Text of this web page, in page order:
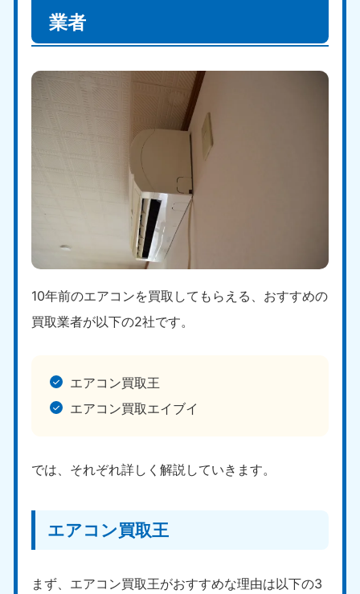
業者
10年前のエアコンを買取してもらえる、おすすめの
買取業者が以下の2社です。
エアコン買取王
エアコン買取エイブイ
では、それぞれ詳しく解説していきます。
エアコン買取王
まず、エアコン買取王がおすすめな理由は以下の3
050-1880-9899
9:00〜19:00 年中無休
050-1880-9898
9:00〜19:00 年中無休
愛媛県
050-1880-9896 050-1880-9897
9:00〜19:00 年中無休
九州・沖縄
050-1880-9895
9:00〜19:00 年中無休 9:00〜19:00 年中無休
長崎県
050-1880-9891
9:00〜19:00 年中無休
鹿児島県
050-1880-9893
9:00〜19:00 年中無休 9:00〜19:00 年中無休
9:00〜19:00 年中無休 9:00〜19:00 年中無休